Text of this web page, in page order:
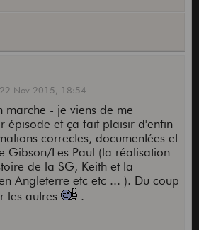
22 Nov 2015, 18:54
marche - je viens de me
épisode et ça fait plaisir d'enfin
correctes, documentées et
Gibson/Les Paul (la réalisation
de la SG, Keith et la
Angleterre etc etc ... ). Du coup
les autres
.